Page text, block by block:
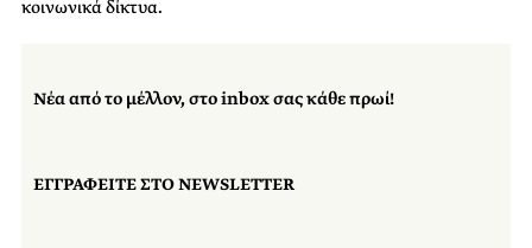
κοινωνικά δίκτυα.
Νέα από το μέλλον, στο inbox σας κάθε πρωί!
ΕΓΓΡΑΦΕΙΤΕ ΣΤΟ NEWSLETTER